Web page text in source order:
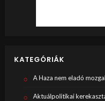
KATEGÓRIÁK
A Haza nem eladó
Aktuálpolitikai